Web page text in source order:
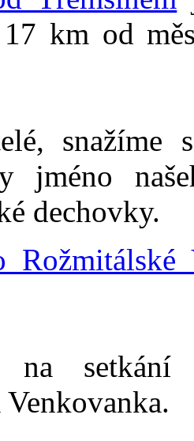
km od
jméno
dechovky.
Rožmitálské
na setkání